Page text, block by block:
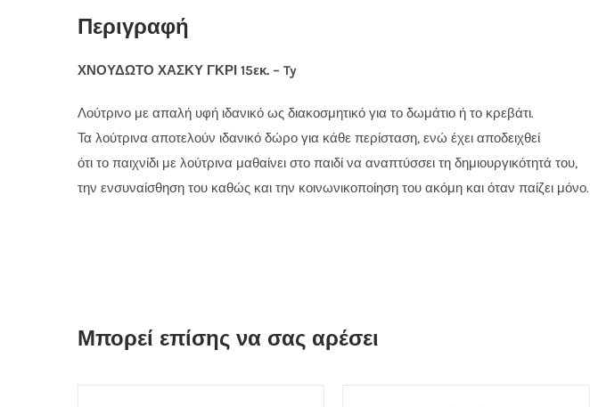
Περιγραφή
ΧΝΟΥΔΩΤΟ ΧΑΣΚΥ ΓΚΡΙ 15εκ. – Ty
Λούτρινο με απαλή υφή ιδανικό ως διακοσμητικό για το δωμάτιο ή το κρεβάτι.
Τα λούτρινα αποτελούν ιδανικό δώρο για κάθε περίσταση, ενώ έχει αποδειχθεί
ότι το παιχνίδι με λούτρινα μαθαίνει στο παιδί να αναπτύσσει τη δημιουργικότητά του,
την ενσυναίσθηση του καθώς και την κοινωνικοποίηση του ακόμη και όταν παίζει μόνο.
Μπορεί επίσης να σας αρέσει